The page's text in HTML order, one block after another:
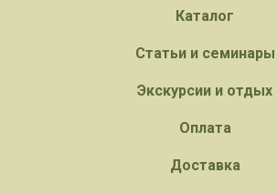
Каталог
Статьи и семинары
Экскурсии и отдых
Оплата
Доставка